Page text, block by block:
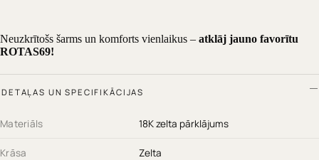
Neuzkrītošs šarms un komforts vienlaikus – atklāj jauno favorītu
ROTAS69!
DETAĻAS UN SPECIFIKĀCIJAS
Materiāls 18K zelta pārklājums
Krāsa Zelta